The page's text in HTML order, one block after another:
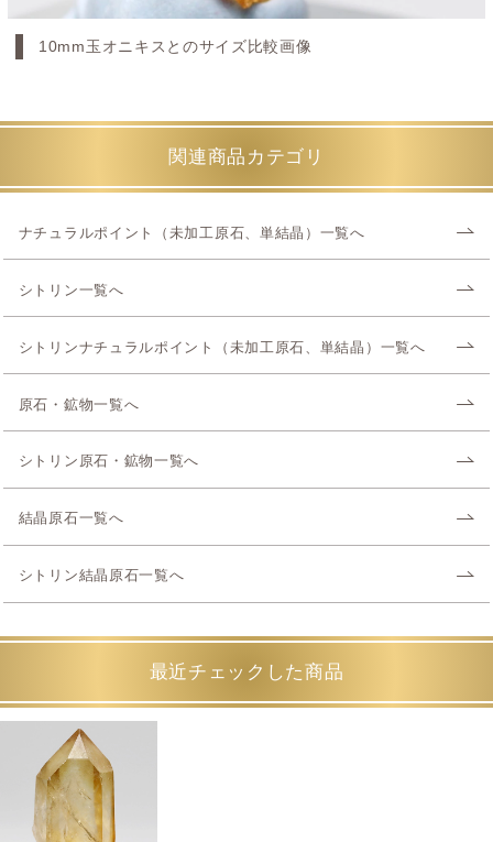
10mm玉オニキスとのサイズ比較画像
関連商品カテゴリ
ナチュラルポイント（未加工原石、単結晶）一覧へ
シトリン一覧へ
シトリンナチュラルポイント（未加工原石、単結晶）一覧へ
原石・鉱物一覧へ
シトリン原石・鉱物一覧へ
結晶原石一覧へ
シトリン結晶原石一覧へ
最近チェックした商品